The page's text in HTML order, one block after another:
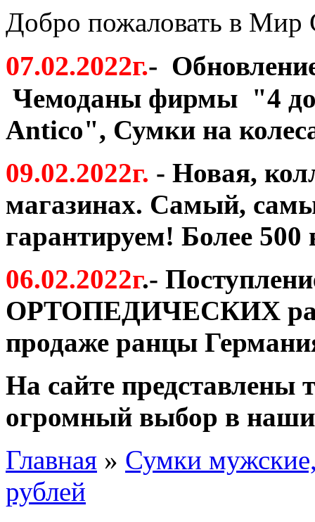
Добро пожаловать в
07.02.2022г.-
Чемоданы фирмы "4
Antico", Сумки на
09.02.2022г. - Новая,
магазинах. Самый,
гарантируем! Более 500
06.02.2022г.-
ОРТОПЕДИЧЕСКИХ
продаже ранцы
На сайте представлены
огромный выбор в
Главная » Сумки
рублей